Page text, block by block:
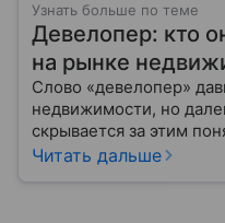
Узнать больше по теме
Девелопер: кто
на рынке
Слово «девелопер»
недвижимости, но
скрывается за этим
застройщиком, думая,
Читать дальше